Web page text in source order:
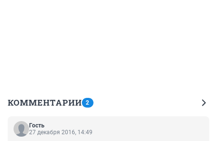
КОММЕНТАРИИ 2
Гость
27 декабря 2016, 14:49